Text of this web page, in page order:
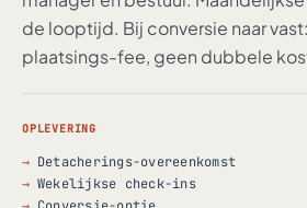
de looptijd. Bij conversie naar
plaatsings-fee, geen dubbele
OPLEVERING
Detacherings-overeenkomst
Wekelijkse check-ins